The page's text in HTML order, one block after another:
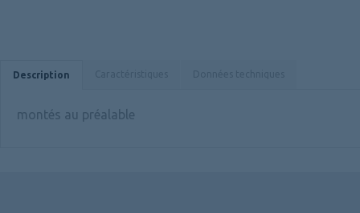
Description
montés au préalable